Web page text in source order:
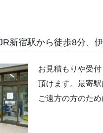
新宿駅から徒歩8分、
お見積もりや受
頂けます。最寄
ご遠方の方のた